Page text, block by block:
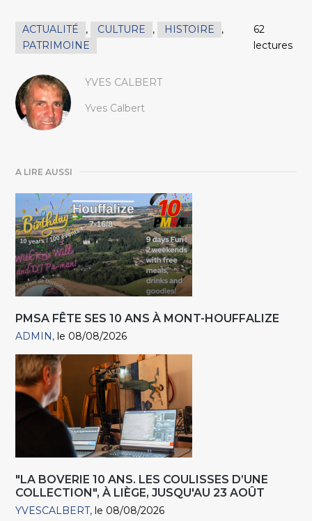
ACTUALITÉ , CULTURE , HISTOIRE
,
PATRIMOINE
62
lectures
YVES CALBERT
Yves Calbert
A LIRE AUSSI
PMSA FÊTE SES 10 ANS À MONT-HOUFFALIZE
ADMIN le 08/08/2026
"LA BOVERIE 10 ANS. LES COULISSES D’UNE
COLLECTION", À LIÈGE, JUSQU'AU 23 AOÛT
YVESCALBERT le 08/08/2026